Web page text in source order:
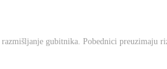
gubitnika. Pobednici preuzimaju